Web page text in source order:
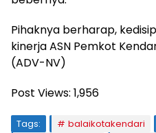
Pihaknya berharap,
kinerja ASN Pemkot
(ADV-NV)
Post Views: 1,956
Tags: balaikotakendari